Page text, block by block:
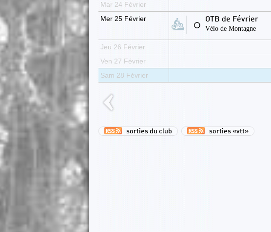
Mar 24 Février
Mer 25 Février
⚪
OTB de Février
Vélo de Montagne
Jeu 26 Février
Ven 27 Février
Sam 28 Février
sorties du club sorties «vtt»